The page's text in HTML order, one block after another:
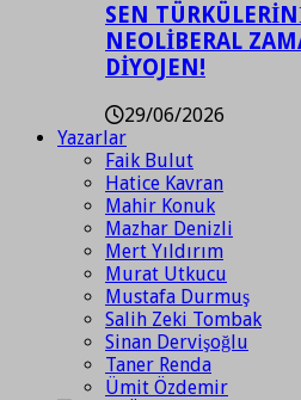
SEN
NEOLİBERAL
DİYOJEN!
29/06/2026
Yazarlar
Faik Bulut
Hatice Kavran
Mahir Konuk
Mazhar Denizli
Mert Yıldırım
Murat Utkucu
Mustafa Durmuş
Salih Zeki Tombak
Sinan Dervişoğlu
Taner Renda
Ümit Özdemir